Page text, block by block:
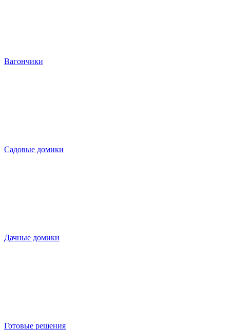
Вагончики
Садовые домики
Дачные домики
Готовые решения